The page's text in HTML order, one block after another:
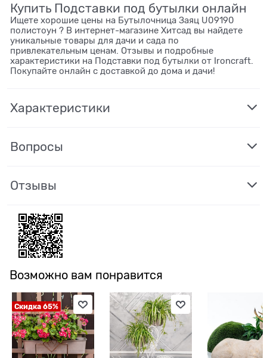
Купить Подставки под бутылки онлайн
Ищете хорошие цены на Бутылочница Заяц U09190
полистоун ? В интернет-магазине Хитсад вы найдете
уникальные товары для дачи и сада по
привлекательным ценам. Отзывы и подробные
характеристики на Подставки под бутылки от Ironcraft.
Покупайте онлайн с доставкой до дома и дачи!
Характеристики
Вопросы
Отзывы
Возможно вам понравится
Скидка 65%